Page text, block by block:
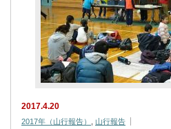
2017.4.20
2017年（山行報告）
山行報告